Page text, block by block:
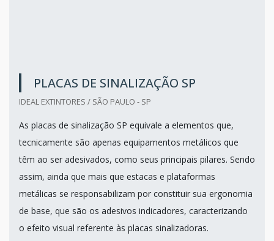
PLACAS DE SINALIZAÇÃO SP
IDEAL EXTINTORES / SÃO PAULO - SP
As placas de sinalização SP equivale a elementos que,
tecnicamente são apenas equipamentos metálicos que
têm ao ser adesivados, como seus principais pilares. Sendo
assim, ainda que mais que estacas e plataformas
metálicas se responsabilizam por constituir sua ergonomia
de base, que são os adesivos indicadores, caracterizando
o efeito visual referente às placas sinalizadoras.